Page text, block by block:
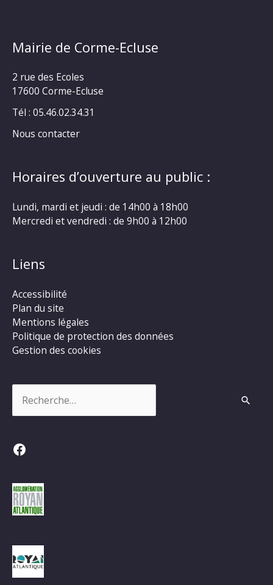
GENS
VOYAGE
EN
DES
AIRES
AMÉNAGÉES
EFFET
LA
CARA
TERRITOIRE
RÉGLEMENTATION
PERMANENTE
DU
CAMPING
CARAVANING
Mairie de Corme-Ecluse
2 rue des Ecoles
17600 Corme-Ecluse
Tél : 05.46.02.34.31
Nous contacter
Horaires d’ouverture au public :
Lundi, mardi et jeudi : de 14h00 à 18h00
Mercredi et vendredi : de 9h00 à 12h00
Liens
Accessibilité
Plan du site
Mentions légales
Politique de protection des données
Gestion des cookies
Facebook